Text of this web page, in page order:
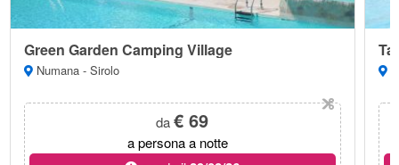
Green Garden Camping Village
Numana - Sirolo
da€ 69
a persona a notte